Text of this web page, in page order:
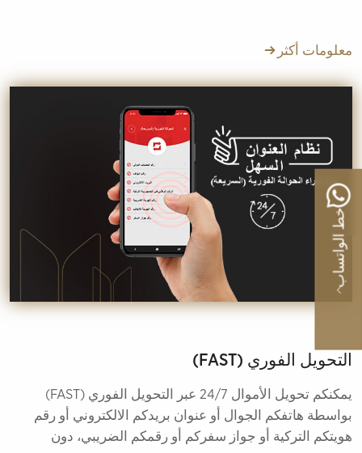
معلومات أكثر
التحويل الفوري (FAST)
يمكنكم تحويل الأموال 24/7 عبر التحويل الفوري (FAST)
بواسطة هاتفكم الجوال أو عنوان بريدكم الالكتروني أو رقم
هويتكم التركية أو جواز سفركم أو رقمكم الضريبي، دون
خط الواتساب